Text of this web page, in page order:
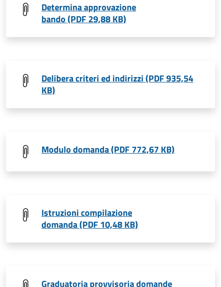
Determina approvazione
bando (PDF 29,88 KB)
Delibera criteri ed indirizzi (PDF 935,54
KB)
Modulo domanda (PDF 772,67 KB)
Istruzioni compilazione
domanda (PDF 10,48 KB)
Graduatoria provvisoria domande